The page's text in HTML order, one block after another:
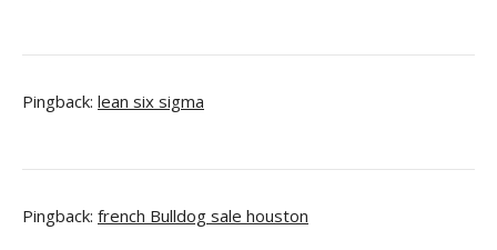
Pingback: lean six sigma
Pingback: french Bulldog sale houston